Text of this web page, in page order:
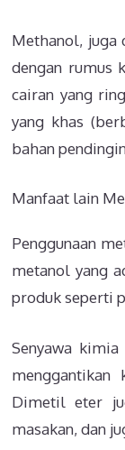
Methanol, juga
dengan rumus
cairan yang
yang khas
bahan
Manfaat lain
Penggunaan
metanol yang
produk seperti
Senyawa
menggantikan
Dimetil eter
masakan, dan